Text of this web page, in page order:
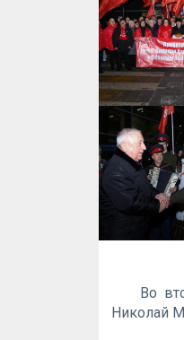
Во
Николай